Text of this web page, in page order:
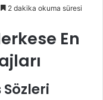
2 dakika okuma süresi
En